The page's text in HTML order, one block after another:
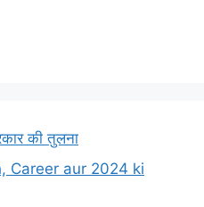
की तुलना
Career aur 2024 ki